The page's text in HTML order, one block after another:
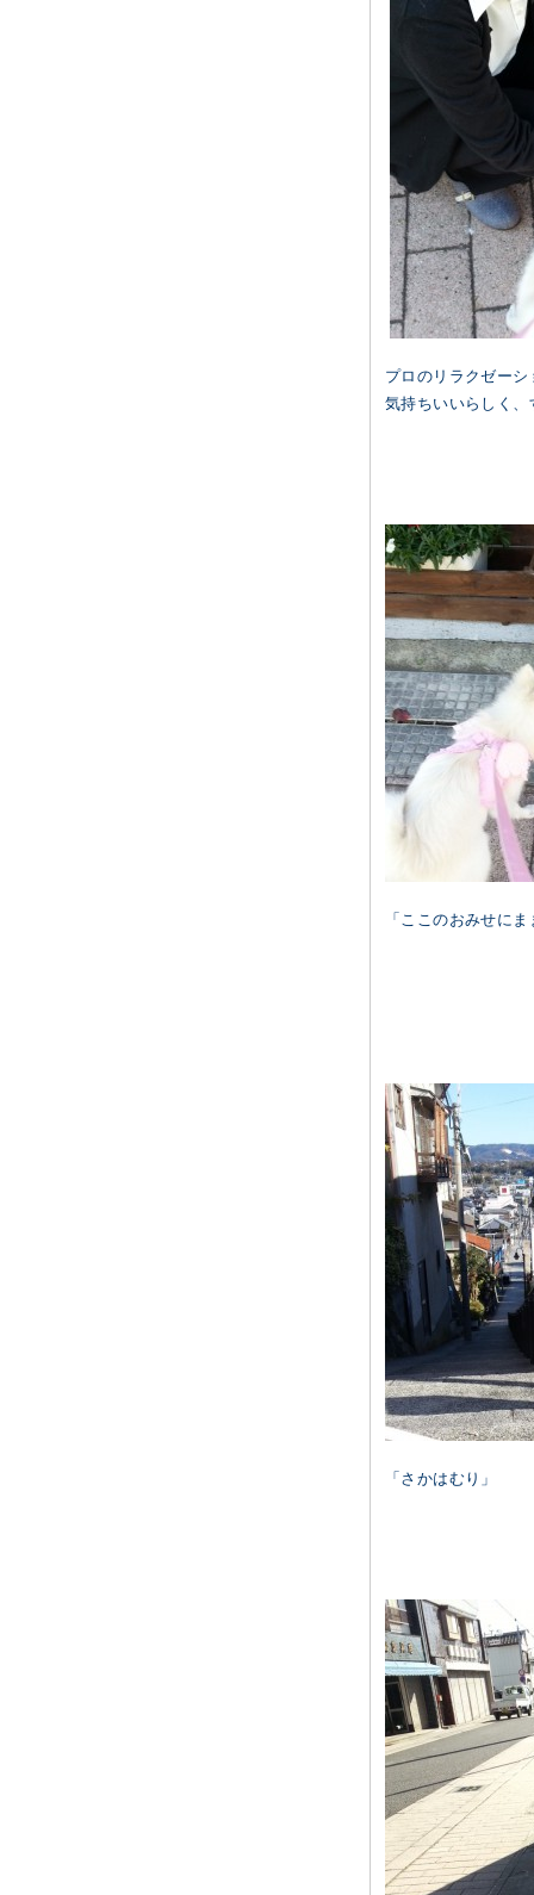
プロのリラクゼー
気持ちいいらしく
「ここのおみせに
「さかはむり」